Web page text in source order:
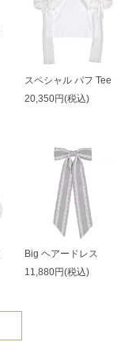
スペシャル パフ Tee
20,350円(税込)
Big ヘアードレス
11,880円(税込)